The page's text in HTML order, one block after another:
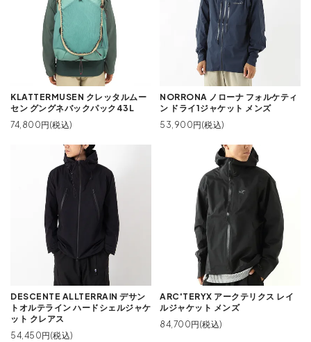
KLATTERMUSEN クレッタルムー
セン グングネバックパック43L
74,800円(税込)
NORRONA ノローナ フォルケティ
ン ドライ1ジャケット メンズ
53,900円(税込)
DESCENTE ALLTERRAIN デサン
トオルテライン ハードシェルジャケ
ット クレアス
54,450円(税込)
ARC'TERYX アークテリクス レイ
ルジャケット メンズ
84,700円(税込)